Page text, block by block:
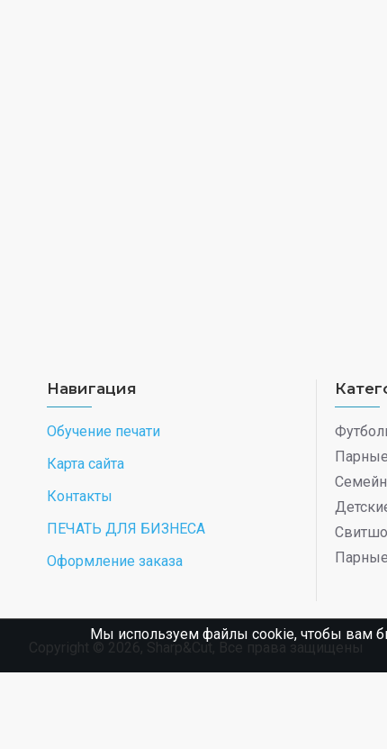
Навигация
Обучение печати
Карта сайта
Контакты
ПЕЧАТЬ ДЛЯ БИЗНЕСА
Оформление заказа
Copyright © 2026, Sharp&Cut, Все права защищены
Мы используем файлы cookie, чтобы вам